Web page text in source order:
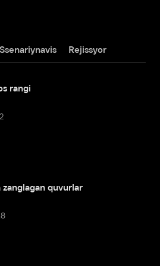
Ssenariynavis Rejissyor
rangi
zanglagan quvurlar